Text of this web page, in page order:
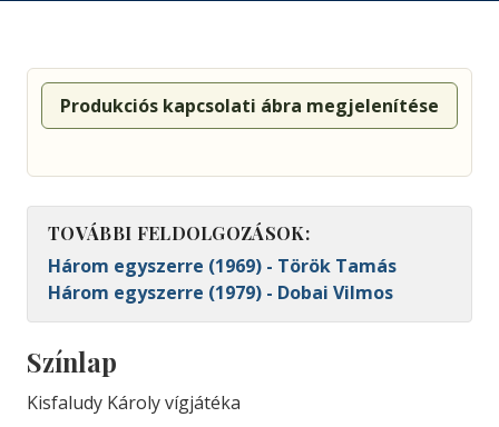
Produkciós kapcsolati ábra megjelenítése
TOVÁBBI FELDOLGOZÁSOK:
Három egyszerre (1969) - Török Tamás
Három egyszerre (1979) - Dobai Vilmos
Színlap
Kisfaludy Károly vígjátéka